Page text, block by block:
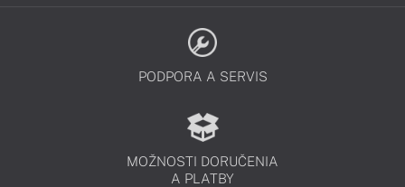
PODPORA A SERVIS
MOŽNOSTI DORUČENIA
A PLATBY